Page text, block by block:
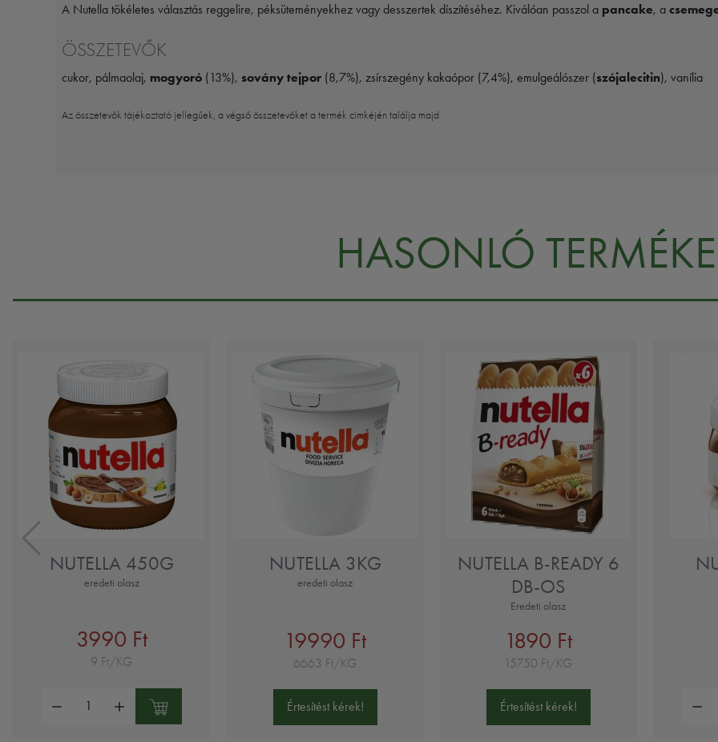
A Nutella tökéletes választás reggelire, péksüteményekhez vagy desszertek díszítéséhez. Kiválóan passzol a pancake, a
ÖSSZETEVŐK
cukor, pálmaolaj, mogyoró (13%), sovány tejpor (8,7%), zsírszegény kakaópor (7,4%), emulgeálószer (szójalecitin), vanília
Az összetevők tájékoztató jellegűek, a végső összetevőket a termék cimkéjén találja majd
HASONLÓ
NUTELLA 450G
eredeti olasz
3990 Ft
9 Ft/KG
NUTELLA 3KG
eredeti olasz
19990 Ft
6663 Ft/KG
Értesítést kérek!
NUTELLA B-READY 6
DB-OS
Eredeti olasz
1890 Ft
15750 Ft/KG
Értesítést kérek!